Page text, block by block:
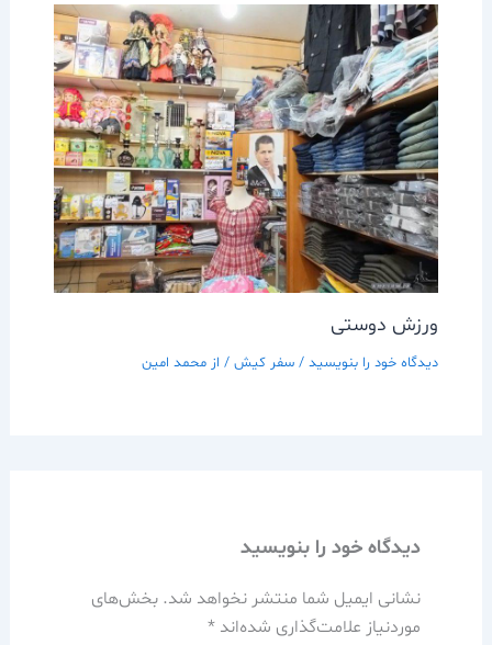
ورزش دوستی
دیدگاه‌ خود را بنویسید / سفر کیش/ از محمد امین
دیدگاه‌ خود را بنویسید
نشانی ایمیل شما منتشر نخواهد شد. بخش‌های
موردنیاز علامت‌گذاری شده‌اند *